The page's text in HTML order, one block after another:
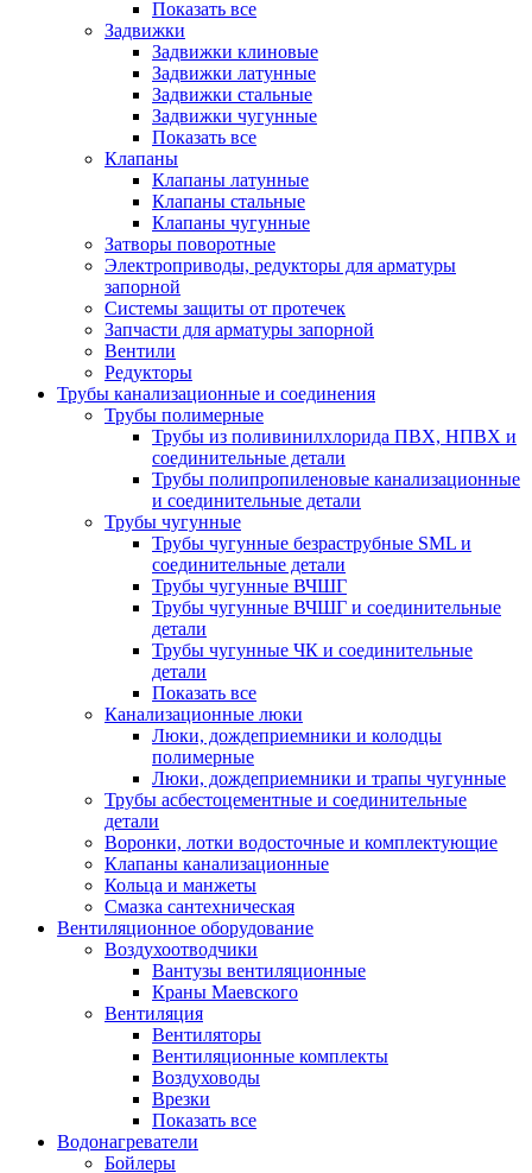
Показать все
Задвижки
Задвижки клиновые
Задвижки латунные
Задвижки стальные
Задвижки чугунные
Показать все
Клапаны
Клапаны латунные
Клапаны стальные
Клапаны чугунные
Затворы поворотные
Электроприводы, редукторы для арматуры
запорной
Системы защиты от протечек
Запчасти для арматуры запорной
Вентили
Редукторы
Трубы канализационные и соединения
Трубы полимерные
Трубы из поливинилхлорида ПВХ, НПВХ и
соединительные детали
Трубы полипропиленовые канализационные
и соединительные детали
Трубы чугунные
Трубы чугунные безраструбные SML и
соединительные детали
Трубы чугунные ВЧШГ
Трубы чугунные ВЧШГ и соединительные
детали
Трубы чугунные ЧК и соединительные
детали
Показать все
Канализационные люки
Люки, дождеприемники и колодцы
полимерные
Люки, дождеприемники и трапы чугунные
Трубы асбестоцементные и соединительные
детали
Воронки, лотки водосточные и комплектующие
Клапаны канализационные
Кольца и манжеты
Смазка сантехническая
Вентиляционное оборудование
Воздухоотводчики
Вантузы вентиляционные
Краны Маевского
Вентиляция
Вентиляторы
Вентиляционные комплекты
Воздуховоды
Врезки
Показать все
Водонагреватели
Бойлеры